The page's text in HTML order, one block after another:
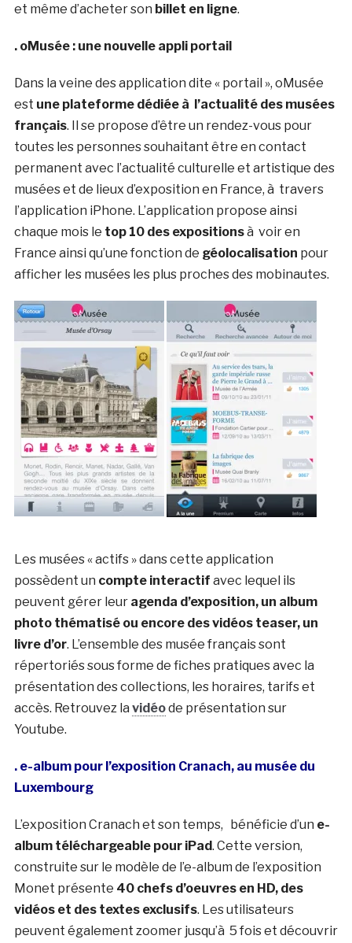
et même d’acheter son billet en ligne.
. oMusée : une nouvelle appli portail
Dans la veine des application dite « portail », oMusée
est une plateforme dédiée à l’actualité des musées
français. Il se propose d’être un rendez-vous pour
toutes les personnes souhaitant être en contact
permanent avec l’actualité culturelle et artistique des
musées et de lieux d’exposition en France, à travers
l’application iPhone. L’application propose ainsi
chaque mois le top 10 des expositionsà voir en
France ainsi qu’une fonction de géolocalisation pour
afficher les musées les plus proches des mobinautes.
Les musées « actifs » dans cette application
possèdent un compte interactif avec lequel ils
peuvent gérer leur agenda d’exposition, un album
photo thématisé ou encore des vidéos teaser, un
livre d’or. L’ensemble des musée français sont
répertoriés sous forme de fiches pratiques avec la
présentation des collections, les horaires, tarifs et
accès. Retrouvez la vidéode présentation sur
Youtube.
. e-album pour l’exposition Cranach, au musée du
Luxembourg
L’exposition Cranach et son temps, bénéficie d’un e-
album téléchargeable pour iPad. Cette version,
construite sur le modèle de l’e-album de l’exposition
Monet présente 40 chefs d’oeuvres en HD, des
vidéos et des textes exclusifs. Les utilisateurs
peuvent également zoomer jusqu’à 5 fois et découvrir